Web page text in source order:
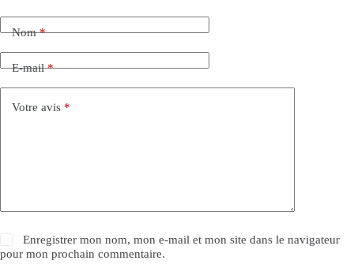
Nom*
E-mail*
Votre avis *
Enregistrer mon nom, mon e-mail et mon site dans le navigateur
pour mon prochain commentaire.